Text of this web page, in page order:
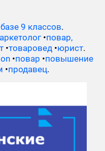
9 классов.
•повар,
•товаровед •юрист.
•повар •повышение
•продавец.